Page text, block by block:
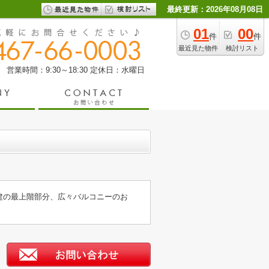
最終更新：2026年08月08日
01件
最近見た物件
00件
検討リスト
営業時間：9:30～18:30 定休日：水曜日
最上階部分、広々バルコニーのお